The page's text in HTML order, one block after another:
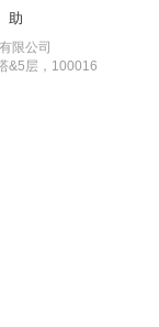
助
限公司
&5层，100016